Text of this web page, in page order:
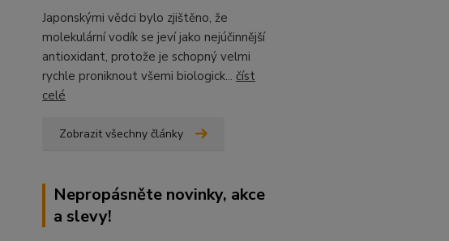
Japonskými vědci bylo zjištěno, že
molekulární vodík se jeví jako nejúčinnější
antioxidant, protože je schopný velmi
rychle proniknout všemi biologick... číst
celé
Zobrazit všechny články
Nepropásněte novinky, akce
a slevy!